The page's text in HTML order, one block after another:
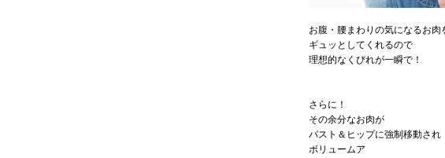
お腹・腰まわりの気になるお肉
ギュッとしてくれるので
理想的なくびれが一瞬で！
さらに！
その余分なお肉が
バスト＆ヒップに強制移動され
ボリュームア